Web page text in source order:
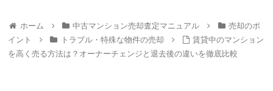
ホーム 中古マンション売却査定マニュアル
売却のポ
イント
トラブル・特殊な物件の売却
賃貸中のマンション
を高く売る方法は？オーナーチェンジと退去後の違いを徹底比較